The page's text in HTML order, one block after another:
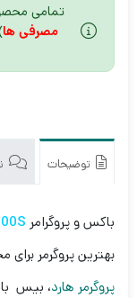
تمامی
مصرفی ها
توضیحات
باکس و پروگرامر
بهترین پروگرمر
پروگرمر هارد، بیس